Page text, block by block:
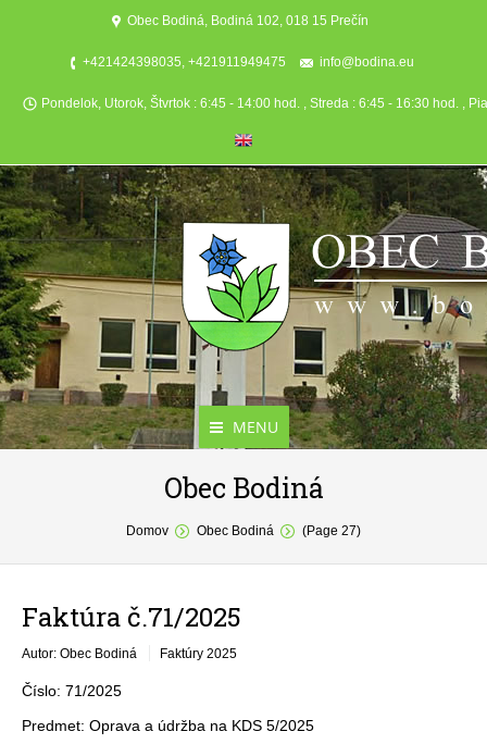
Obec Bodiná, Bodiná 102, 018 15 Prečín
+421424398035, +421911949475 info@bodina.eu
Pondelok, Utorok, Štvrtok : 6:45 - 14:00 hod. , Streda : 6:45 - 16:30 hod. ,
MENU
Aktuality
O obci
Povinné zverejňovanie
Obec Bodiná
Domov Obec Bodiná (Page 27)
Faktúra č.71/2025
Autor: Obec Bodiná Faktúry 2025
Číslo: 71/2025
Predmet: Oprava a údržba na KDS 5/2025